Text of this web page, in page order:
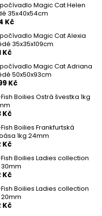
Magic Cat Helen
35x40x54cm
Kč
Magic Cat Alexia
35x35x109cm
Kč
Magic Cat Adriana
50x50x93cm
Kč
Boilies Ostrá švestka 1kg
Kč
Boilies Frankfurtská
1kg 24mm
Kč
Boilies Ladies collection
30mm
Kč
Boilies Ladies collection
20mm
Kč